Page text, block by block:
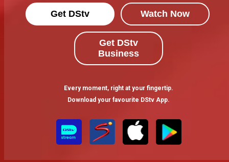
Get DStv Watch Now
Get DStv
Business
Every moment, right at your fingertip.
Download your favourite DStv App.